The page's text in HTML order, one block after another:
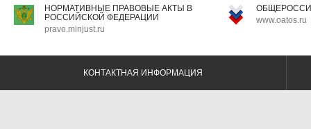
НОРМАТИВНЫЕ ПРАВОВЫЕ АКТЫ В
РОССИЙСКОЙ ФЕДЕРАЦИИ
pravo.minjust.ru
www.oatos.ru
КОНТАКТНАЯ ИНФОРМАЦИЯ